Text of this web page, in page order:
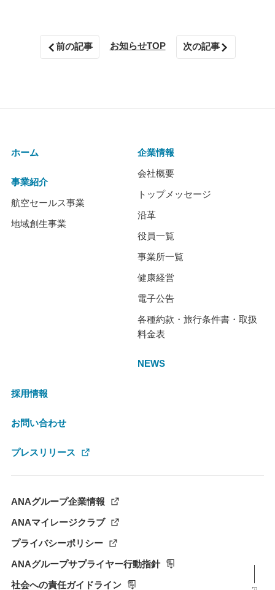
前の記事 お知らせTOP 次の記事
ホーム
事業紹介
航空セールス事業
地域創生事業
企業情報
会社概要
トップメッセージ
沿革
役員一覧
事業所一覧
健康経営
電子公告
各種約款・旅行条件書・取扱
料金表
NEWS
採用情報
お問い合わせ
プレスリリース
ANAグループ企業情報
ANAマイレージクラブ
プライバシーポリシー
ANAグループサプライヤー行動指針
社会への責任ガイドライン